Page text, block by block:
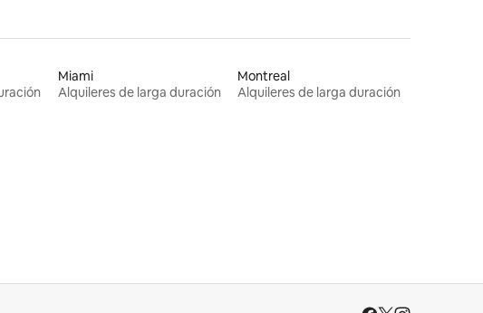
Miami
Alquileres de larga duración
Montreal
Alquileres de larga duración